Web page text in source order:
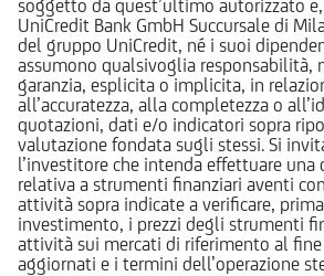
soggetto da quest’ultimo autorizzato
UniCredit Bank GmbH Succursale di
del gruppo UniCredit, né i suoi
assumono qualsivoglia responsabilità,
garanzia, esplicita o implicita, in
all’accuratezza, alla completezza o
quotazioni, dati e/o indicatori sopra
valutazione fondata sugli stessi. Si
l’investitore che intenda effettuare una
relativa a strumenti finanziari aventi
attività sopra indicate a verificare,
investimento, i prezzi degli strumenti
attività sui mercati di riferimento al fine
aggiornati e i termini dell’operazione